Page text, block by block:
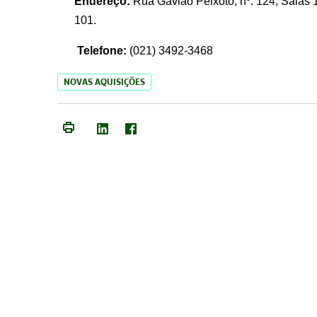
101.
Telefone: (021) 3492-3468
NOVAS AQUISIÇÕES